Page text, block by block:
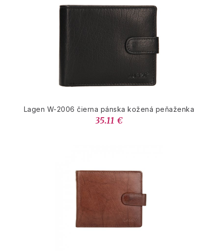
Lagen W-2006 čierna pánska kožená peňaženka
35.11 €